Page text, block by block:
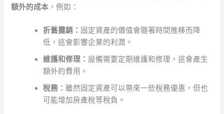
額外的成本 ，例如：
折舊攤銷： 固定資產的價值會隨著時間推移而降
低，這會影響企業的利潤。
維護和修理：設備需要定期維護和修理，這會產生
額外的費用。
稅務： 雖然固定資產可以帶來一些稅務優惠，但也
可能增加房產稅等稅負。